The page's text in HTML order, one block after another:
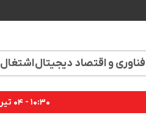
فناوری و اقتصاد دیجیتالاشتغال
۱۰:۳۰ - ۰۴ تیر ۱۴۰۵